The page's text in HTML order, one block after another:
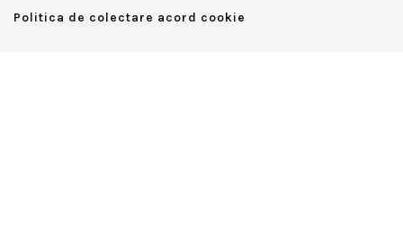
Politica de colectare acord cookie